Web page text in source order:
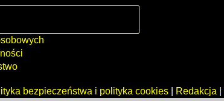
bezpieczeństwa i polityka cookies Redakcja